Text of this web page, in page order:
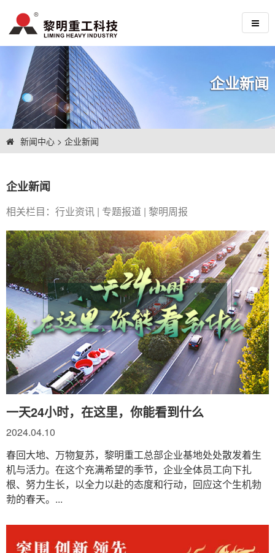
企业新闻
新闻中心 > 企业新闻
企业新闻
相关栏目： 行业资讯 | 专题报道 | 黎明周报
一天24小时，在这里，你能看到什么
2024.04.10
春回大地、万物复苏，黎明重工总部企业基地处处散发着生
机与活力。在这个充满希望的季节，企业全体员工向下扎
根、努力生长，以全力以赴的态度和行动，回应这个生机勃
勃的春天。...